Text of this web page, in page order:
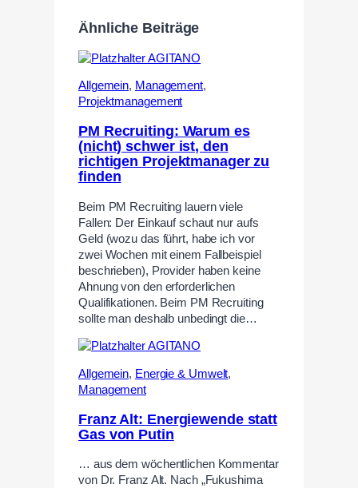
Ähnliche Beiträge
Allgemein, Management,
Projektmanagement
PM Recruiting: Warum es
(nicht) schwer ist, den
richtigen Projektmanager zu
finden
Beim PM Recruiting lauern viele
Fallen: Der Einkauf schaut nur aufs
Geld (wozu das führt, habe ich vor
zwei Wochen mit einem Fallbeispiel
beschrieben), Provider haben keine
Ahnung von den erforderlichen
Qualifikationen. Beim PM Recruiting
sollte man deshalb unbedingt die…
Allgemein, Energie & Umwelt,
Management
Franz Alt: Energiewende statt
Gas von Putin
… aus dem wöchentlichen Kommentar
von Dr. Franz Alt. Nach „Fukushima